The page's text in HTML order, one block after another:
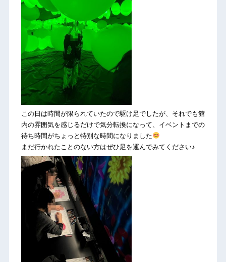
この日は時間が限られていたので駆け足でしたが、それでも館
内の雰囲気を感じるだけで気分転換になって、イベントまでの
待ち時間がちょっと特別な時間になりました
まだ行かれたことのない方はぜひ足を運んでみてください♪